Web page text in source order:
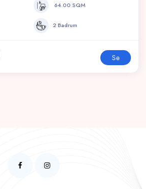
64.00 SQM
2 Badrum
Se